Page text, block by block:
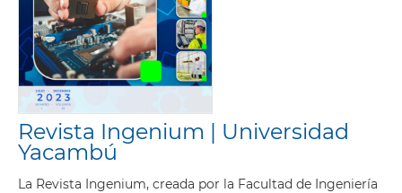
Revista Ingenium | Universidad
Yacambú
La Revista Ingenium, creada por la Facultad de Ingeniería